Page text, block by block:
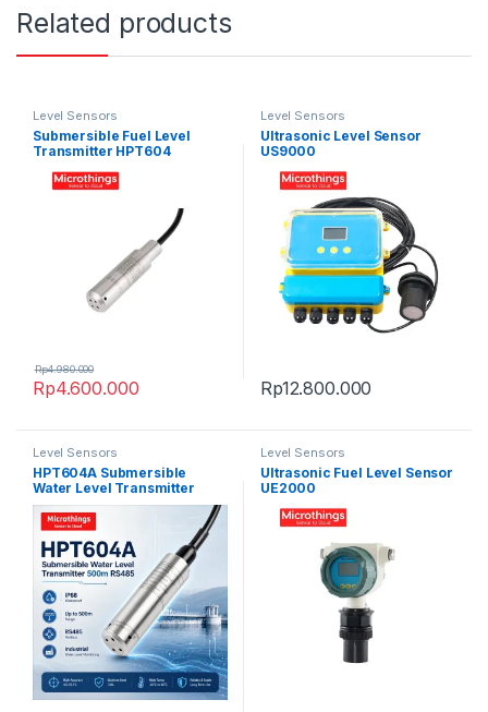
Related products
Level Sensors
Submersible Fuel Level
Transmitter HPT604
Rp4.600.000
Rp4.980.000
Level Sensors
Ultrasonic Level Sensor
US9000
Rp12.800.000
Level Sensors
HPT604A Submersible
Water Level Transmitter
Level Sensors
Ultrasonic Fuel Level Sensor
UE2000